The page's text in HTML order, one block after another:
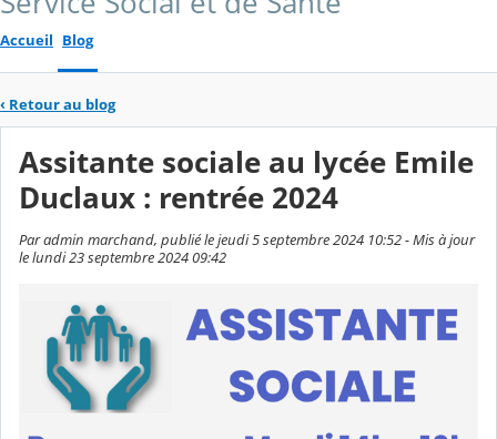
Accueil Blog
‹ Retour au blog
Assitante sociale au lycée Emile
Duclaux : rentrée 2024
Par admin marchand, publié le jeudi 5 septembre 2024 10:52 - Mis à jour
le lundi 23 septembre 2024 09:42